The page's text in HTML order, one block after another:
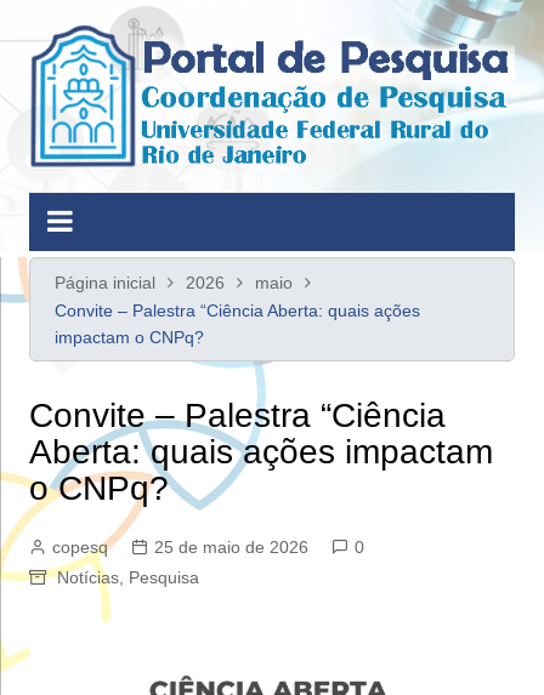
para
conteúdo
Página inicial 2026
maio
Convite – Palestra “Ciência Aberta: quais ações
impactam o CNPq?
Convite – Palestra “Ciência
Aberta: quais ações impactam
o CNPq?
copesq 25 de maio de 2026
0
Notícias, Pesquisa